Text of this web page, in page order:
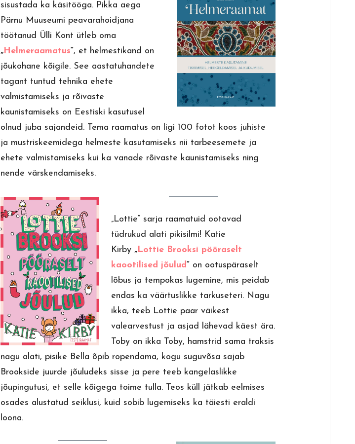
sisustada ka käsitööga. Pikka aega
Pärnu Muuseumi peavarahoidjana
töötanud Ülli Kont ütleb oma
„Helmeraamatus“, et helmestikand on
jõukohane kõigile. See aastatuhandete
tagant tuntud tehnika ehete
valmistamiseks ja rõivaste
kaunistamiseks on Eestiski kasutusel
olnud juba sajandeid. Tema raamatus on ligi 100 fotot koos juhiste
ja mustriskeemidega helmeste kasutamiseks nii tarbeesemete ja
ehete valmistamiseks kui ka vanade rõivaste kaunistamiseks ning
nende värskendamiseks.
„Lottie“ sarja raamatuid ootavad
tüdrukud alati pikisilmi! Katie
Kirby„ Lottie Brooksi pööraselt
kaootilised jõulud“ on ootuspäraselt
lõbus ja tempokas lugemine, mis peidab
endas ka väärtuslikke tarkuseteri. Nagu
ikka, teeb Lottie paar väikest
valearvestust ja asjad lähevad käest ära.
Toby on ikka Toby, hamstrid sama traksis
nagu alati, pisike Bella õpib ropendama, kogu suguvõsa sajab
Brookside juurde jõuludeks sisse ja pere teeb kangelaslikke
jõupingutusi, et selle kõigega toime tulla. Teos küll jätkab eelmises
osades alustatud seiklusi, kuid sobib lugemiseks ka täiesti eraldi
loona.